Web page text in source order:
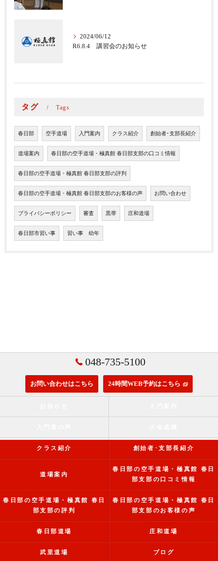
2024/06/12
R6.8.4 講習会のお知らせ
タグ Tags
春日部 空手道場 入門案内 クラス紹介 創始者･支部長紹介
道場案内 春日部の空手道場・極真館 春日部支部の口コミ情報
春日部の空手道場・極真館 春日部支部の評判
春日部の空手道場・極真館 春日部支部のお客様の声 お問い合わせ
プライバシーポリシー 審査 黒帯 庄和道場
春日部市習い事 習い事 幼年
048-735-5100
お問い合わせはこちら 24時間WEB予約はこちら
クラス紹介 創始者･支部長紹介
道場案内
春日部の空手道場・極真館 春日
部支部の口コミ情報
春日部の空手道場・極真館 春日
部支部の評判
春日部の空手道場・極真館 春日
部支部のお客様の声
春日部道場 庄和道場
武里道場 ブログ